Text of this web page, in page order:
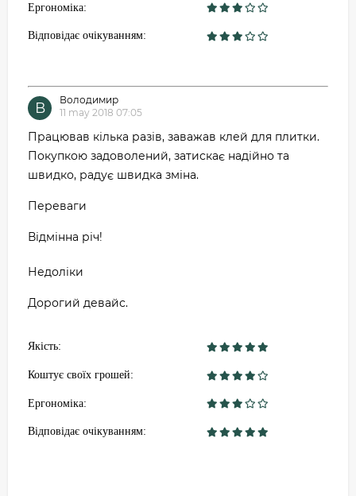
Ергономіка:
Відповідає очікуванням:
В
Володимир
11 may 2018 07:05
Працював кілька разів, заважав клей для плитки.
Покупкою задоволений, затискає надійно та
швидко, радує швидка зміна.
Переваги
Відмінна річ!
Недоліки
Дорогий девайс.
Якість:
Коштує своїх грошей:
Ергономіка:
Відповідає очікуванням: